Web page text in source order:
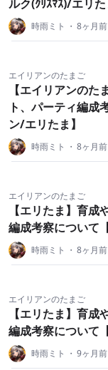
ルク(ｸﾘｽﾏｽ)/エリた
時雨ミト ・ 8ヶ月前
エイリアンのたまご
【エイリアンのた
ト、パーティ編成
ン/エリたま】
時雨ミト ・ 8ヶ月前
エイリアンのたまご
【エリたま】育成
編成考察について
時雨ミト ・ 8ヶ月前
エイリアンのたまご
【エリたま】育成
編成考察について
時雨ミト ・ 9ヶ月前